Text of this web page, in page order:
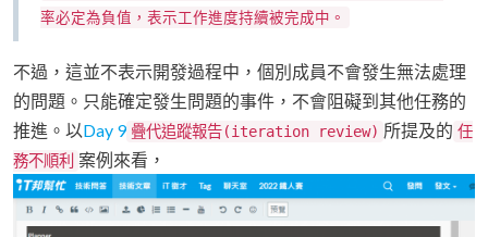
率必定為負值，表示工作進度持續被完成中。
不過，這並不表示開發過程中，個別成員不會發生無法處理
的問題。只能確定發生問題的事件，不會阻礙到其他任務的
推進。以Day 9 疊代追蹤報告(iteration review) 所提及的 任
務不順利 案例來看，